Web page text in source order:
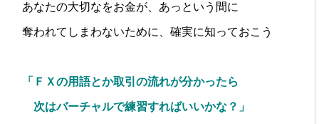
あなたの大切なをお金が、あっという間に
奪われてしまわないために、確実に知っておこう
「ＦＸの用語とか取引の流れが分かったら
次はバーチャルで練習すればいいかな？」